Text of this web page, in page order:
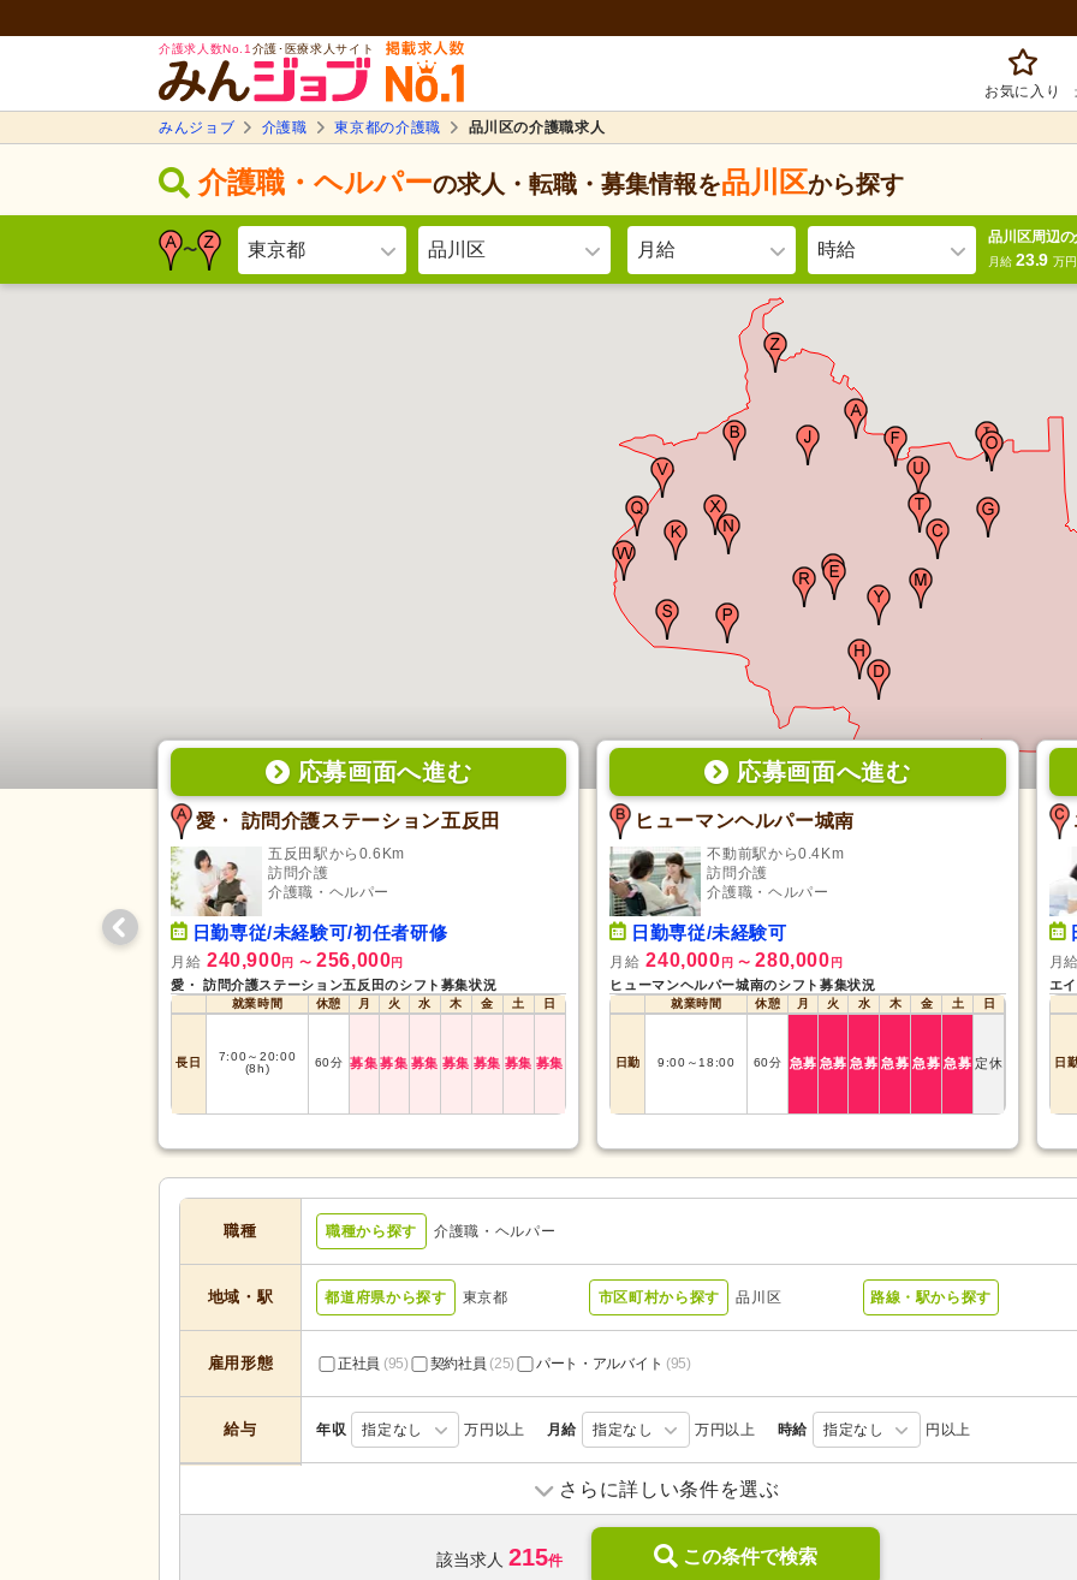
介護求人数No.1 介護･医療求人サイト
お気に入り
みんジョブ 介護職 東京都の介護職 品川区の介護職求人
介護職・ヘルパーの求人・転職・募集情報を品川区から探す
〜 東京都 品川区 月給 時給
品川区周辺
月給 23.9万円
応募画面へ進む
愛・ 訪問介護ステーション五反田
五反田駅から0.6Km
訪問介護
介護職・ヘルパー
日勤専従/未経験可/初任者研修
月給 240,900円 〜 256,000円
愛・ 訪問介護ステーション五反田のシフト募集状況
就業時間 休憩 月 火 水 木 金 土 日
長日 7:00～ 20:00
(8h)
60分 募集募集 募集 募集 募集 募集 募集
応募画面へ進む
ヒューマンヘルパー城南
不動前駅から0.4Km
訪問介護
介護職・ヘルパー
日勤専従/未経験可
月給 240,000 円 〜 280,000 円
ヒューマンヘルパー城南のシフト募集状況
就業時間 休憩 月 火 水 木 金 土 日
日勤 9:00 ～ 18:00 60分 急募 急募 急募 急募 急募 急募 定休
月
エ
日
職種 職種から探す 介護職・ヘルパー
地域・駅 都道府県から探す 東京都 市区町村から探す 品川区 路線・駅から探す
雇用形態 正社員 (95) 契約社員 (25) パート・アルバイト (95)
給与 年収 指定なし 万円以上 月給 指定なし 万円以上 時給 指定なし 円以上
訪問介護 (57)
デイサービス(53) デイケア(2) 小規模多機能型居宅介護(17)
ショートステイ(2) 住宅型有料老人ホーム(6)
さらに詳しい条件を選ぶ
該当求人 215件 この条件で検索